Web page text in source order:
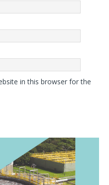
in this browser for the